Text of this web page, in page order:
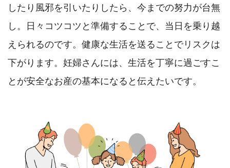
したり風邪を引いたりしたら、今までの努力が台無
し。日々コツコツと準備することで、当日を乗り越
えられるのです。健康な生活を送ることでリスクは
下がります。妊婦さんには、生活を丁寧に過ごすこ
とが安全なお産の基本になると伝えたいです。